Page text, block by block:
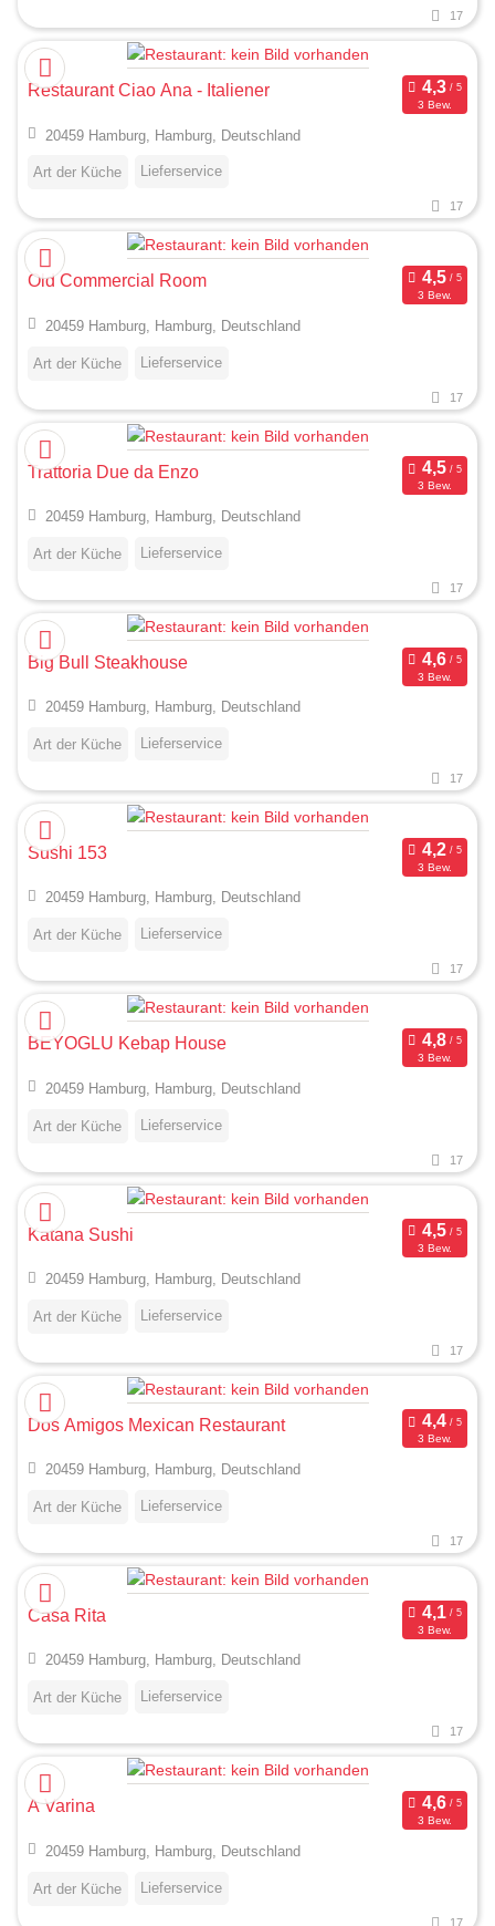
17
Restaurant Ciao Ana - Italiener
3 Bew.
20459 Hamburg, Hamburg, Deutschland
Art der Küche Lieferservice
17
Old Commercial Room
3 Bew.
20459 Hamburg, Hamburg, Deutschland
Art der Küche Lieferservice
17
Trattoria Due da Enzo
3 Bew.
20459 Hamburg, Hamburg, Deutschland
Art der Küche Lieferservice
17
Big Bull Steakhouse
3 Bew.
20459 Hamburg, Hamburg, Deutschland
Art der Küche Lieferservice
17
Sushi 153
3 Bew.
20459 Hamburg, Hamburg, Deutschland
Art der Küche Lieferservice
17
BEYOGLU Kebap House
3 Bew.
20459 Hamburg, Hamburg, Deutschland
Art der Küche Lieferservice
17
Katana Sushi
3 Bew.
20459 Hamburg, Hamburg, Deutschland
Art der Küche Lieferservice
17
Dos Amigos Mexican Restaurant
3 Bew.
20459 Hamburg, Hamburg, Deutschland
Art der Küche Lieferservice
17
Casa Rita
3 Bew.
20459 Hamburg, Hamburg, Deutschland
Art der Küche Lieferservice
17
A Varina
3 Bew.
20459 Hamburg, Hamburg, Deutschland
Art der Küche Lieferservice
17